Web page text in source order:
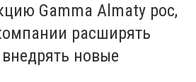
Gamma Almaty рос,
расширять
новые